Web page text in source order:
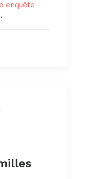
enquête
.